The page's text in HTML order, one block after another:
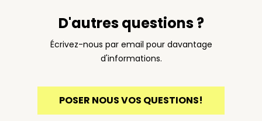
D'autres questions ?
Écrivez-nous par email pour davantage
d'informations.
POSER NOUS VOS QUESTIONS!